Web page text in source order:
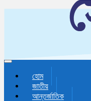
Toggle navigation
হোম
জাতীয়
আন্তর্জাতিক